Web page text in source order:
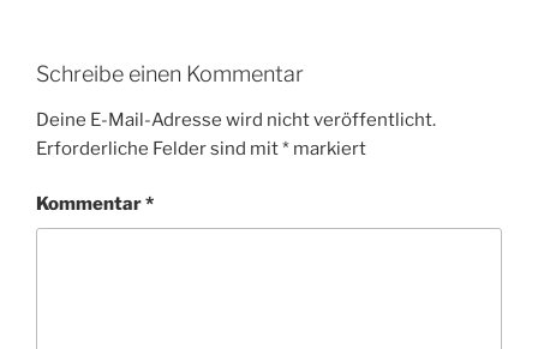
Schreibe einen Kommentar
Deine E-Mail-Adresse wird nicht veröffentlicht.
Erforderliche Felder sind mit* markiert
Kommentar*